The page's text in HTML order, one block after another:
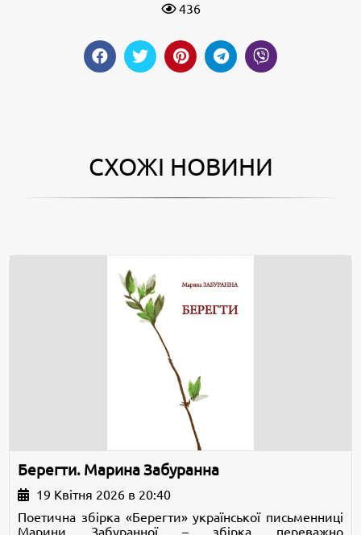
436
СХОЖІ НОВИНИ
Берегти. Марина Забуранна
19 Квітня 2026 в 20:40
Поетична збірка «Берегти» української письменниці
Марини Забуранної – збірка переважно